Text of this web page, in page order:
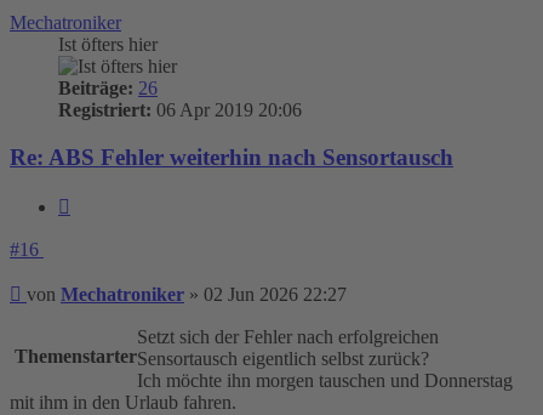
Mechatroniker
Ist öfters hier
Beiträge: 26
Registriert: 06 Apr 2019 20:06
Re: ABS Fehler weiterhin nach Sensortausch
#16
Beitrag
von Mechatroniker » 02 Jun 2026 22:27
Themenstarter
Setzt sich der Fehler nach erfolgreichen
Sensortausch eigentlich selbst zurück?
Ich möchte ihn morgen tauschen und Donnerstag
mit ihm in den Urlaub fahren.